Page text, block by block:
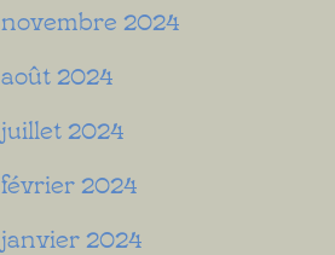
novembre 2024
août 2024
juillet 2024
février 2024
janvier 2024